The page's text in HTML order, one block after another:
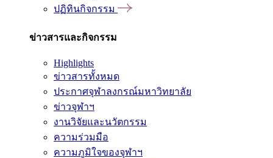
ปฏิทินกิจกรรม
ข่าวสารและกิจกรรม
Highlights
ข่าวสารทั้งหมด
ประกาศจุฬาลงกรณ์มหาวิทยาลัย
ข่าวจุฬาฯ
งานวิจัยและนวัตกรรม
ความร่วมมือ
ความภูมิใจของจุฬาฯ